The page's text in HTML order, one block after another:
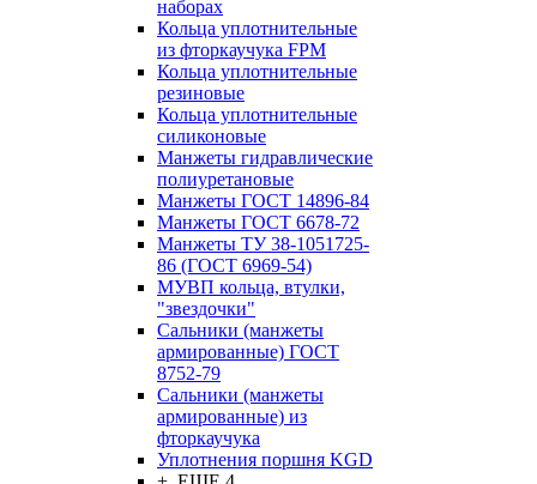
наборах
Кольца уплотнительные
из фторкаучука FPM
Кольца уплотнительные
резиновые
Кольца уплотнительные
силиконовые
Манжеты гидравлические
полиуретановые
Манжеты ГОСТ 14896-84
Манжеты ГОСТ 6678-72
Манжеты ТУ 38-1051725-
86 (ГОСТ 6969-54)
МУВП кольца, втулки,
"звездочки"
Сальники (манжеты
армированные) ГОСТ
8752-79
Сальники (манжеты
армированные) из
фторкаучука
Уплотнения поршня KGD